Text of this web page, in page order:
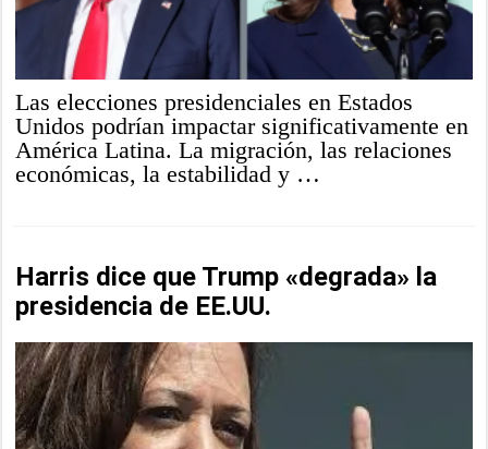
Las elecciones presidenciales en Estados
Unidos podrían impactar significativamente en
América Latina. La migración, las relaciones
económicas, la estabilidad y …
Harris dice que Trump «degrada» la
presidencia de EE.UU.